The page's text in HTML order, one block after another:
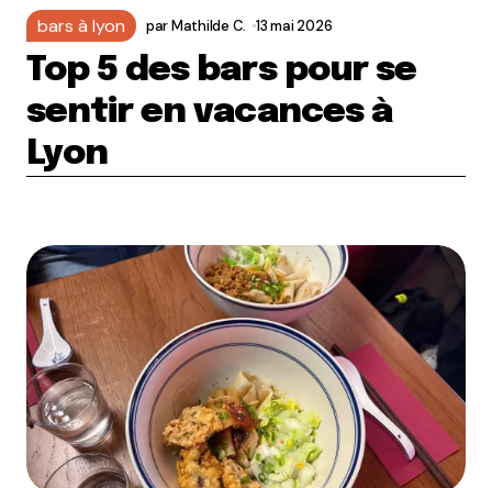
bars à lyon parMathilde C. 13 mai 2026
Top 5 des bars pour se
sentir en vacances à
Lyon